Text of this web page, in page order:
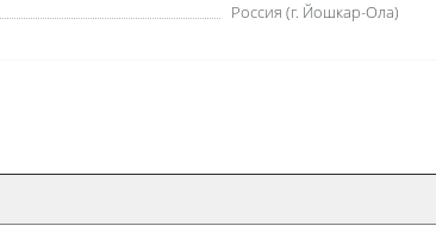
Россия (г. Йошкар-Ола)